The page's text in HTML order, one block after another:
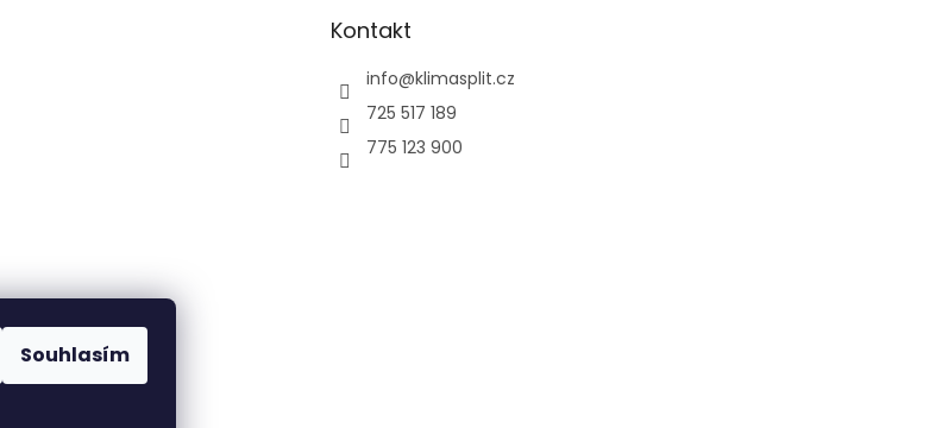
Souhlasím
Kontakt
info@klimasplit.cz
725 517 189
775 123 900